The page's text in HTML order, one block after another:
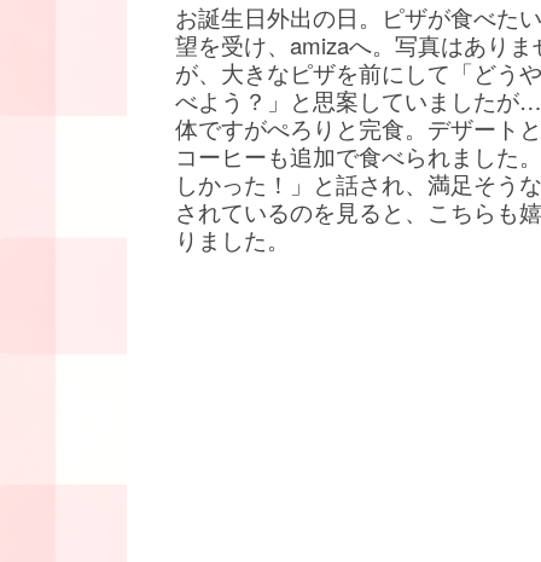
お誕生日外出の日。ピザが食べた
望を受け、amizaへ。写真はありま
が、大きなピザを前にして「どう
べよう？」と思案していましたが
体ですがぺろりと完食。デザート
コーヒーも追加で食べられました
しかった！」と話され、満足そう
されているのを見ると、こちらも
りました。